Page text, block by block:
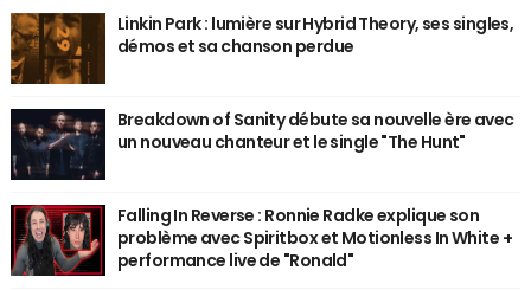
Linkin Park : lumière sur Hybrid Theory, ses singles,
démos et sa chanson perdue
Breakdown of Sanity débute sa nouvelle ère avec
un nouveau chanteur et le single "The Hunt"
Falling In Reverse : Ronnie Radke explique son
problème avec Spiritbox et Motionless In White +
performance live de "Ronald"